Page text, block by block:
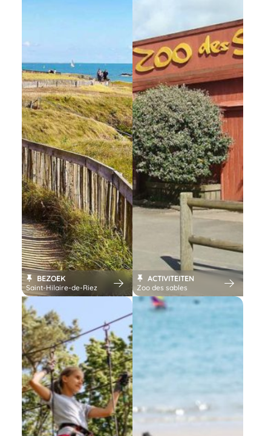
BEZOEK
Saint-Hilaire-de-Riez
ACTIVITEITEN
Zoo des sables